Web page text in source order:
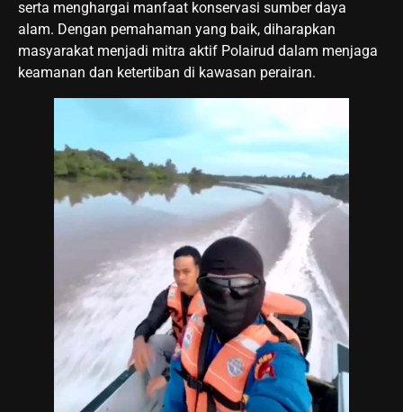
serta menghargai manfaat konservasi sumber daya
alam. Dengan pemahaman yang baik, diharapkan
masyarakat menjadi mitra aktif Polairud dalam menjaga
keamanan dan ketertiban di kawasan perairan.